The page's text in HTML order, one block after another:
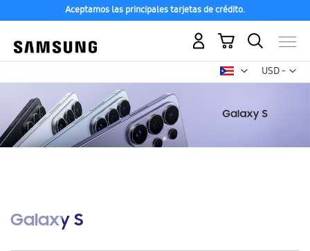
Aceptamos las principales tarjetas de crédito.
USD -
dólar
Mi carrito
Galaxy S